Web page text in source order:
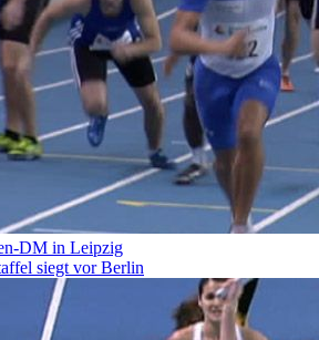
DM in Leipzig
siegt vor Berlin